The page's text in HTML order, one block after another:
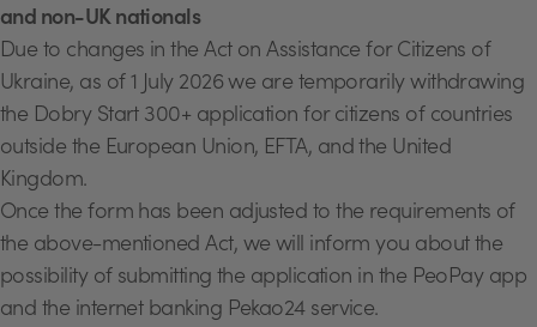
and non-UK nationals
Due to changes in the Act on Assistance for Citizens of
Ukraine, as of 1 July 2026 we are temporarily withdrawing
the Dobry Start 300+ application for citizens of countries
outside the European Union, EFTA, and the United
Kingdom.
Once the form has been adjusted to the requirements of
the above-mentioned Act, we will inform you about the
possibility of submitting the application in the PeoPay app
and the internet banking Pekao24 service.